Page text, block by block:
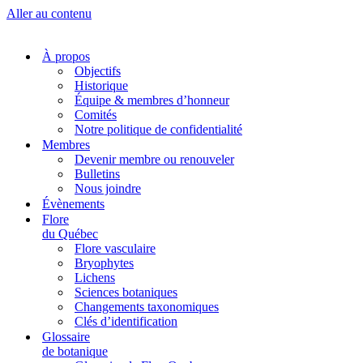
Aller au contenu
À propos
Objectifs
Historique
Équipe & membres d’honneur
Comités
Notre politique de confidentialité
Membres
Devenir membre ou renouveler
Bulletins
Nous joindre
Évènements
Flore
du Québec
Flore vasculaire
Bryophytes
Lichens
Sciences botaniques
Changements taxonomiques
Clés d’identification
Glossaire
de botanique